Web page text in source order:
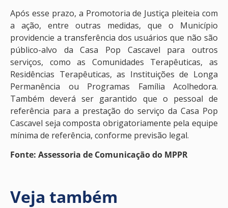
Após esse prazo, a Promotoria de Justiça pleiteia com
a ação, entre outras medidas, que o Município
providencie a transferência dos usuários que não são
público-alvo da Casa Pop Cascavel para outros
serviços, como as Comunidades Terapêuticas, as
Residências Terapêuticas, as Instituições de Longa
Permanência ou Programas Família Acolhedora.
Também deverá ser garantido que o pessoal de
referência para a prestação do serviço da Casa Pop
Cascavel seja composta obrigatoriamente pela equipe
mínima de referência, conforme previsão legal.
Fonte: Assessoria de Comunicação do MPPR
Veja também